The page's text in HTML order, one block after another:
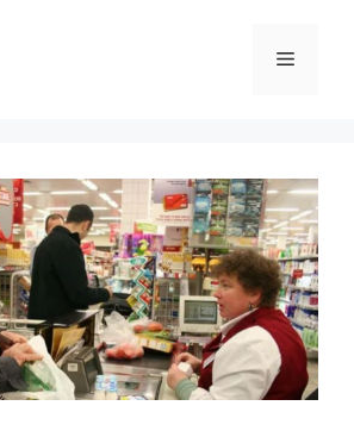
Menu